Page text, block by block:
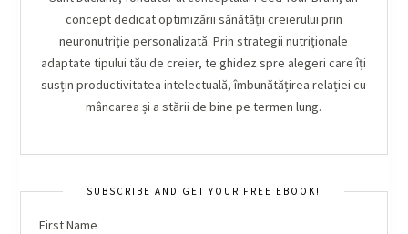
concept dedicat optimizării sănătății creierului prin
neuronutriție personalizată. Prin strategii nutriționale
adaptate tipului tău de creier, te ghidez spre alegeri care îți
susțin productivitatea intelectuală, îmbunătățirea relației cu
mâncarea și a stării de bine pe termen lung.
SUBSCRIBE AND GET YOUR FREE EBOOK!
First Name